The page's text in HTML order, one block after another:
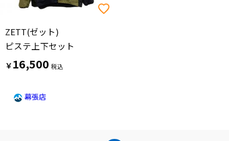
ZETT(ゼット)
ピステ上下セット
￥16,500
幕張店